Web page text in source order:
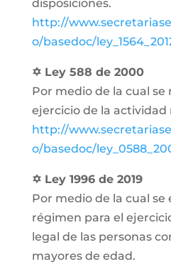
disposiciones.
http://
o/basedoc/
✡ Ley 588 de 2000
Por medio de la cual
ejercicio de la actividad
http://
o/basedoc/
✡ Ley 1996 de 2019
Por medio de la cual se
régimen para el
legal de las personas
mayores de edad.